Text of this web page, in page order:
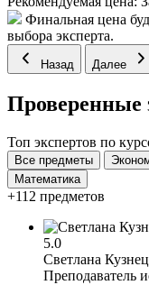
Финальная цена
выбора эксперта.
Назад Далее
Проверенные
Топ экспертов по
Все предметы
Математика
+112 предметов
5.0
Светлана
Преподаватель